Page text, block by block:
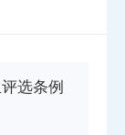
选条例